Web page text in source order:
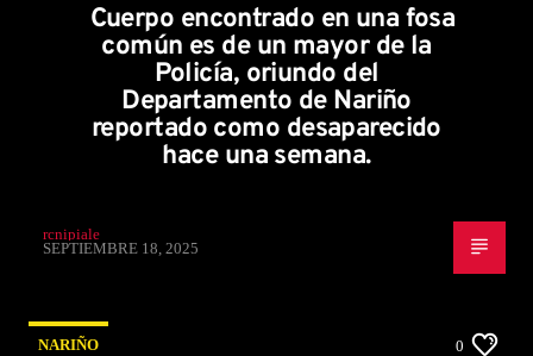
Cuerpo encontrado en una fosa
común es de un mayor de la
Policía, oriundo del
Departamento de Nariño
reportado como desaparecido
hace una semana.
rcnipiale
SEPTIEMBRE 18, 2025
NARIÑO 0